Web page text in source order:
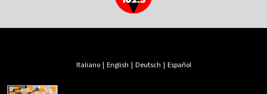
Italiano| English | Deutsch | Español